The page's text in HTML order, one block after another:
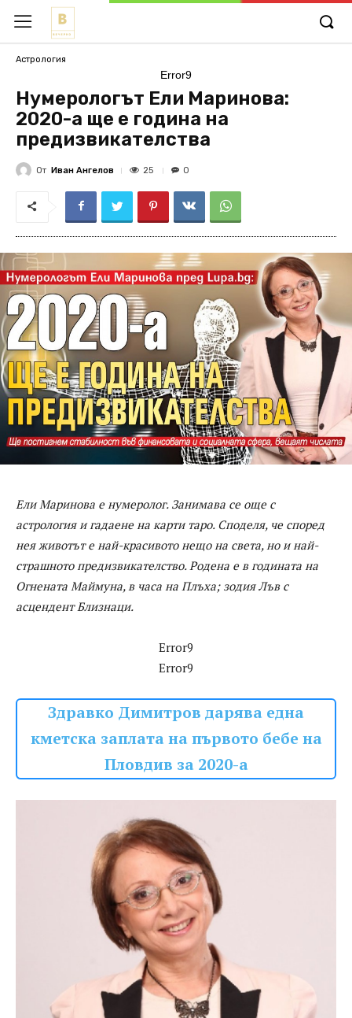
Астрология
Error9
Нумерологът Ели Маринова:
2020-а ще е година на
предизвикателства
От Иван Ангелов 25 0
Ели Маринова е нумеролог. Занимава се още с
астрология и гадаене на карти таро. Споделя, че според
нея животът е най-красивото нещо на света, но и най-
страшното предизвикателство. Родена е в годината на
Огнената Маймуна, в часа на Плъха; зодия Лъв с
асцендент Близнаци.
Error9
Error9
Здравко Димитров дарява една
кметска заплата на първото бебе на
Пловдив за 2020-а